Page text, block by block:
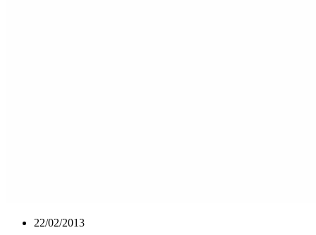
22/02/2013